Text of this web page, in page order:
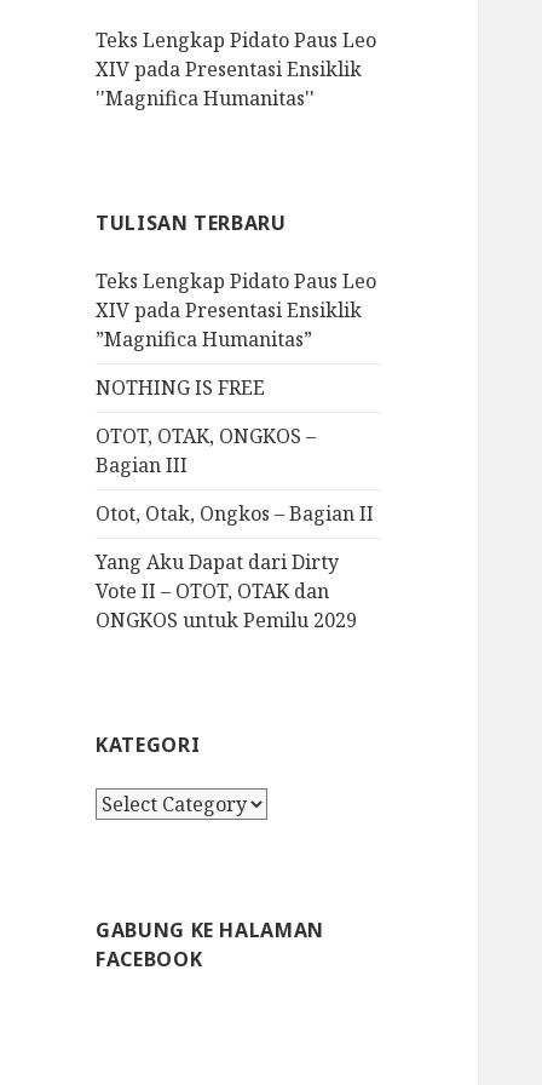
o
r
:
Teks Lengkap Pidato Paus Leo
XIV pada Presentasi Ensiklik
''Magnifica Humanitas''
TULISAN TERBARU
Teks Lengkap Pidato Paus Leo
XIV pada Presentasi Ensiklik
”Magnifica Humanitas”
NOTHING IS FREE
OTOT, OTAK, ONGKOS –
Bagian III
Otot, Otak, Ongkos – Bagian II
Yang Aku Dapat dari Dirty
Vote II – OTOT, OTAK dan
ONGKOS untuk Pemilu 2029
KATEGORI
K
g
o
GABUNG KE HALAMAN
FACEBOOK